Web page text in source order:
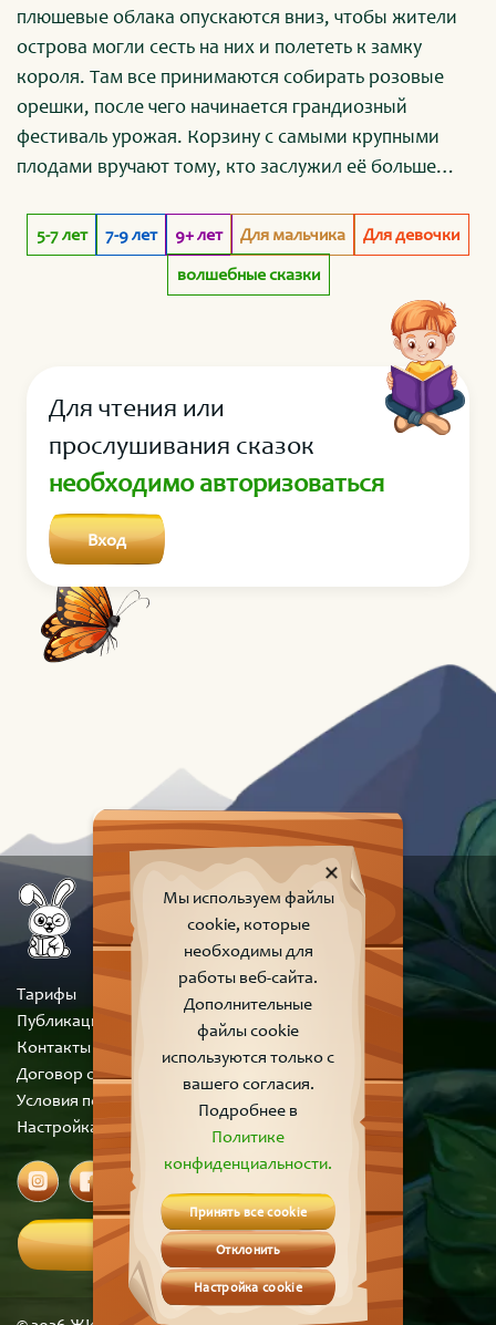
плюшевые облака опускаются вниз, чтобы жители
острова могли сесть на них и полететь к замку
короля. Там все принимаются собирать розовые
орешки, после чего начинается грандиозный
фестиваль урожая. Корзину с самыми крупными
плодами вручают тому, кто заслужил её больше
плюшевых зверушек, и все ходят в плюшевую
школу. Белочка Руби, бобр Доби, лисичка Эли,
медвежонок Тути и зайка Мили учатся в одном
классе. Учитель-кит Моби обучает малышей
вдохновению, ведь главная задача всех игрушек в
мире — вдохновлять на чудеса и дарить радость! На
острове всегда царят дружба и веселье. Малыши
учатся, играют и радуются жизни. Только бобр Доби
иногда вредничает. Из-за этого с ним ни у кого не
получается дружить. А он привлекает к себе
внимание, поступая нехорошо.
5-7 лет 7-9 лет 9+ лет Для мальчика
Для девочки
волшебные сказки
Для чтения или
прослушивания сказок
необходимо авторизоваться
Вход
Тарифы
Публикации
Контакты
Договор оферты
Условия пользования сайтом
Настройка cookie
Вход
Мы используем файлы
cookie, которые
необходимы для
работы веб-сайта.
Дополнительные
файлы cookie
используются только с
вашего согласия.
Подробнее в
Политике
конфиденциальности.
Принять все cookie
Отклонить
Настройка cookie